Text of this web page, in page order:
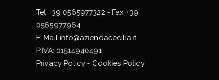
Tel +39 0565977322 - Fax +39
0565977964
E-Mailinfo@aziendacecilia.it
P.IVA: 01514940491
Privacy Policy - Cookies Policy